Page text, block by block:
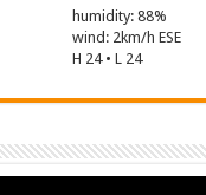
humidity: 88%
wind: 2km/h ESE
H 24 • L 24